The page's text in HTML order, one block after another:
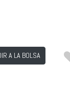
A LA BOLSA